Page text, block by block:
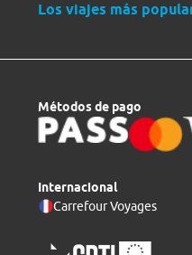
Los viajes más
Métodos de pago
Internacional
Carrefour Voyages